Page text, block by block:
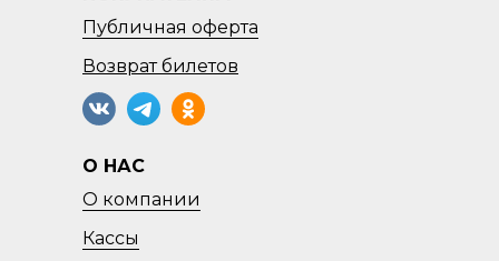
Публичная оферта
О НАС
О компании
Кассы
Возвратбилетов